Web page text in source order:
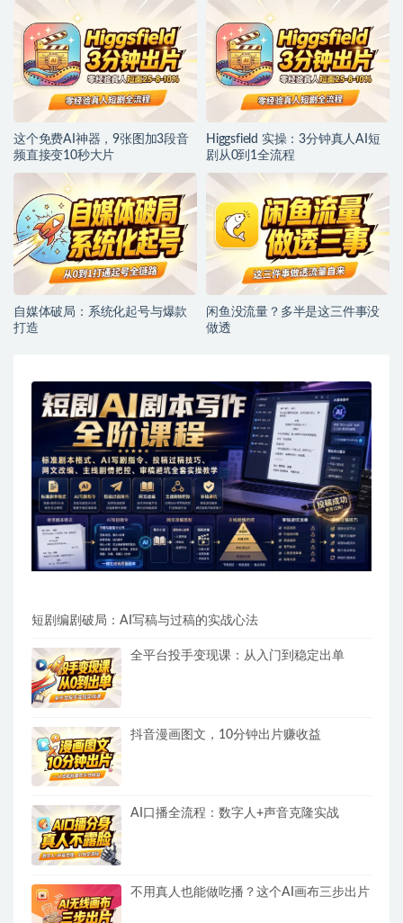
这个免费AI神器，9张图加3段音
频直接变10秒大片
Higgsfield 实操：3分钟真人AI短
剧从0到1全流程
自媒体破局：系统化起号与爆款
打造
闲鱼没流量？多半是这三件事没
做透
短剧编剧破局：AI写稿与过稿的实战心法
全平台投手变现课：从入门到稳定出单
抖音漫画图文，10分钟出片赚收益
AI口播全流程：数字人+声音克隆实战
不用真人也能做吃播？这个AI画布三步出片